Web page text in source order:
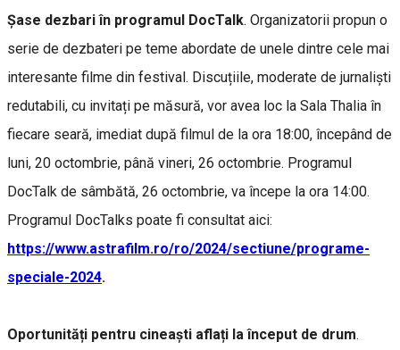
Șase dezbari în programul DocTalk. Organizatorii propun o
serie de dezbateri pe teme abordate de unele dintre cele mai
interesante filme din festival. Discuțiile, moderate de jurnaliști
redutabili, cu invitați pe măsură, vor avea loc la Sala Thalia în
fiecare seară, imediat după filmul de la ora 18:00, începând de
luni, 20 octombrie, până vineri, 26 octombrie. Programul
DocTalk de sâmbătă, 26 octombrie, va începe la ora 14:00.
Programul DocTalks poate fi consultat aici:
https://www.astrafilm.ro/ro/2024/sectiune/programe-
speciale-2024.
Oportunități pentru cineaști aflați la început de drum.